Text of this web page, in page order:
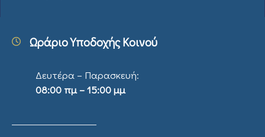
Ωράριο Υποδοχής Κοινού
Δευτέρα – Παρασκευή:
08:00 πμ – 15:00 μμ